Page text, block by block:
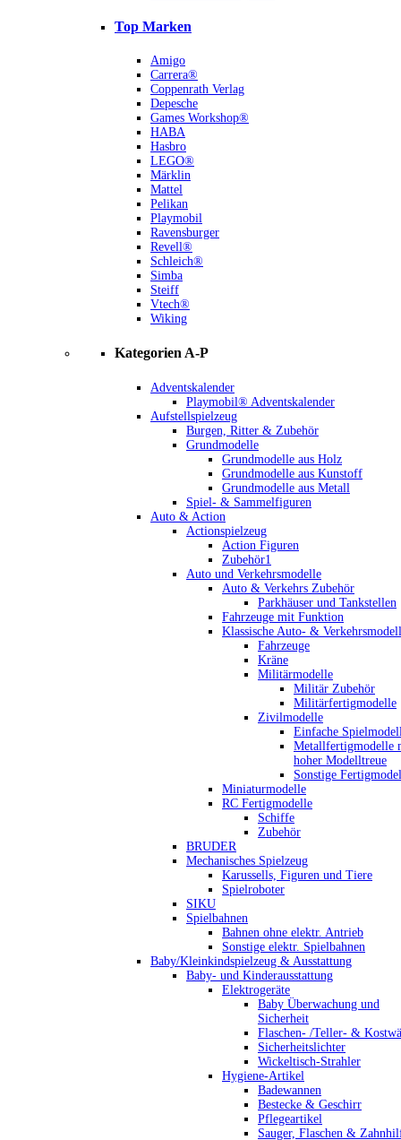
Top Marken
Amigo
Carrera®
Coppenrath Verlag
Depesche
Games Workshop®
HABA
Hasbro
LEGO®
Märklin
Mattel
Pelikan
Playmobil
Ravensburger
Revell®
Schleich®
Simba
Steiff
Vtech®
Wiking
Kategorien A-P
Adventskalender
Playmobil® Adventskalender
Aufstellspielzeug
Burgen, Ritter & Zubehör
Grundmodelle
Grundmodelle aus Holz
Grundmodelle aus Kunstoff
Grundmodelle aus Metall
Spiel- & Sammelfiguren
Auto & Action
Actionspielzeug
Action Figuren
Zubehör1
Auto und Verkehrsmodelle
Auto & Verkehrs Zubehör
Parkhäuser und Tankstellen
Fahrzeuge mit Funktion
Klassische Auto- &
Fahrzeuge
Kräne
Militärmodelle
Militär Zubehör
Militärfertigmodelle
Zivilmodelle
Einfache
Metallfertigmodelle
hoher Modelltreue
Sonstige
Miniaturmodelle
RC Fertigmodelle
Schiffe
Zubehör
BRUDER
Mechanisches Spielzeug
Karussells, Figuren und Tiere
Spielroboter
SIKU
Spielbahnen
Bahnen ohne elektr. Antrieb
Sonstige elektr. Spielbahnen
Baby/Kleinkindspielzeug & Ausstattung
Baby- und Kinderausstattung
Elektrogeräte
Baby Überwachung und
Sicherheit
Flaschen- /Teller- &
Sicherheitslichter
Wickeltisch-Strahler
Hygiene-Artikel
Badewannen
Bestecke & Geschirr
Pflegeartikel
Sauger, Flaschen &